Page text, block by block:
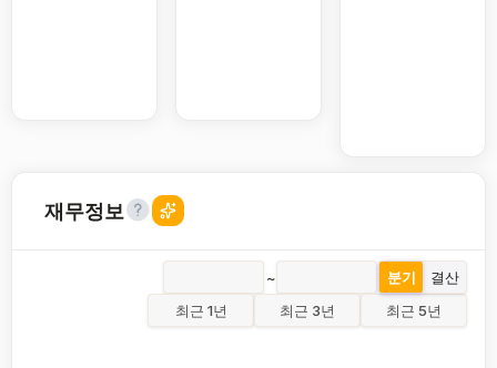
재무정보
~ 분기
결산
최근 1년
최근 3년 최근 5년